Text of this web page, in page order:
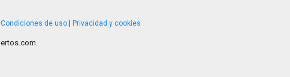
Condiciones de uso Privacidad y cookies